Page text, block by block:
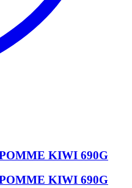
KIWI 690G
KIWI 690G